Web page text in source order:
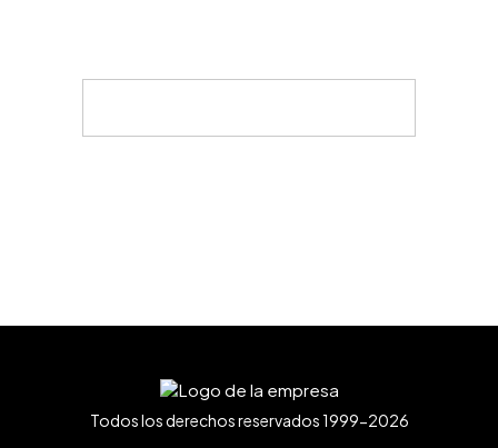
Todos los derechos reservados 1999-2026